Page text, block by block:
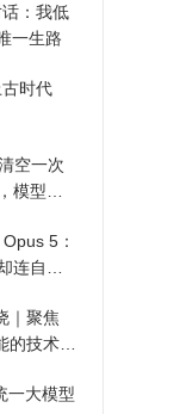
：我低
一生路
时代
空一次
模型自
5：
连自己
｜聚焦
技术路
一大模型